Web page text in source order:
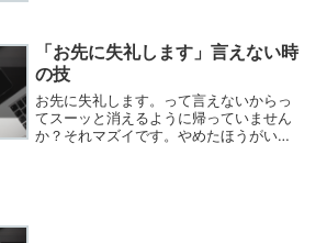
「お先に失礼します」言えない時
の技
お先に失礼します。って言えないからっ
てスーッと消えるように帰っていません
か？それマズイです。やめたほうがいい